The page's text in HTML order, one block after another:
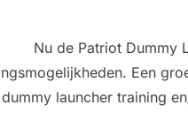
Nu de Patriot Dummy
Een
launcher training